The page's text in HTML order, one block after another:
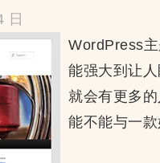
日
WordPress
能强大到让
就会有更多
能不能与一